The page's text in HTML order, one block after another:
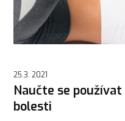
25.3. 2021
Naučte se
bolesti